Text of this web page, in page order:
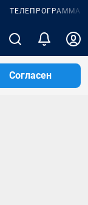
ТЕЛЕПРОГРАММА
Согласен